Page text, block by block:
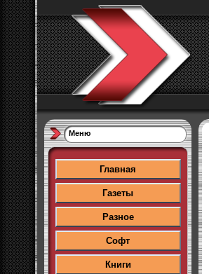
Меню
Главная
Газеты
Разное
Софт
Книги